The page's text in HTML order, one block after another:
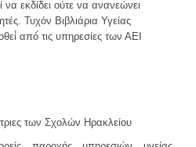
να εκδίδει ούτε να ανανεώνει
Τυχόν Βιβλιάρια Υγείας
από́ τις υπηρεσίες των ΑΕΙ
τριες των Σχολών Ηρακλείου